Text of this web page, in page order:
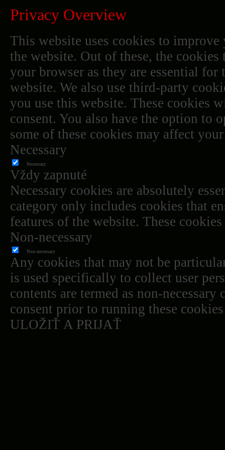
Privacy Overview
This website uses cookies to
the website. Out of these, the cookies
your browser as they are essential
website. We also use third-party
you use this website. These cookies
consent. You also have the option to
some of these cookies may affect
Necessary
Necessary
Vždy zapnuté
Necessary cookies are absolutely
category only includes cookies that
features of the website. These
Non-necessary
Non-necessary
Any cookies that may not be
is used specifically to collect user
contents are termed as non-
consent prior to running these
ULOŽIŤ A PRIJAŤ